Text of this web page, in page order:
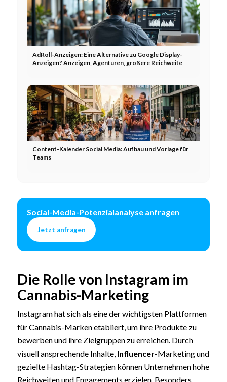
AdRoll-Anzeigen: Eine Alternative zu Google Display-
Anzeigen? Anzeigen, Agenturen, größere Reichweite
Content-Kalender Social Media: Aufbau und Vorlage für
Teams
Social-Media-Potenzialanalyse anfragen
Jetzt anfragen
Die Rolle von Instagram im
Cannabis-Marketing
Instagram hat sich als eine der wichtigsten Plattformen
für Cannabis-Marken etabliert, um ihre Produkte zu
bewerben und ihre Zielgruppen zu erreichen. Durch
visuell ansprechende Inhalte, Influencer-Marketing und
gezielte Hashtag-Strategien können Unternehmen hohe
Reichweiten und Engagements erzielen. Besonders